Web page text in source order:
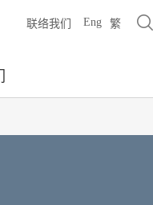
联络我们 Eng 繁